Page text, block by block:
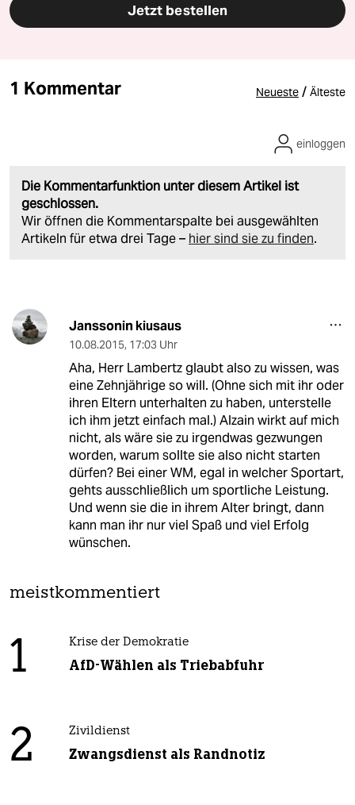
Jetzt bestellen
1 Kommentar Neueste / Älteste
Die Kommentarfunktion unter diesem Artikel ist
geschlossen.
Wir öffnen die Kommentarspalte bei ausgewählten
Artikeln für etwa drei Tage – hier sind sie zu finden.
einloggen
Janssonin kiusaus
10.08.2015, 17:03 Uhr
Aha, Herr Lambertz glaubt also zu wissen, was
eine Zehnjährige so will. (Ohne sich mit ihr oder
ihren Eltern unterhalten zu haben, unterstelle
ich ihm jetzt einfach mal.) Alzain wirkt auf mich
nicht, als wäre sie zu irgendwas gezwungen
worden, warum sollte sie also nicht starten
dürfen? Bei einer WM, egal in welcher Sportart,
gehts ausschließlich um sportliche Leistung.
Und wenn sie die in ihrem Alter bringt, dann
kann man ihr nur viel Spaß und viel Erfolg
wünschen.
meistkommentiert
1 Krise der Demokratie
AfD-Wählen als Triebabfuhr
2 Zivildienst
Zwangsdienst als Randnotiz